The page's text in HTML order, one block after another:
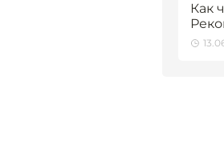
Как